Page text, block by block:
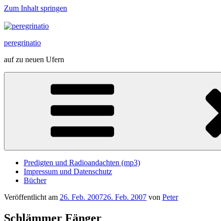
Zum Inhalt springen
peregrinatio
auf zu neuen Ufern
Predigten und Radioandachten (mp3)
Impressum und Datenschutz
Bücher
Veröffentlicht am 26. Feb. 200726. Feb. 2007 von Peter
Schlämmer Fänger